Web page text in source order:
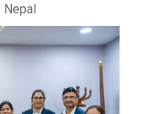
Nepal